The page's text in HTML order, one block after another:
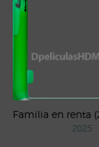
2025